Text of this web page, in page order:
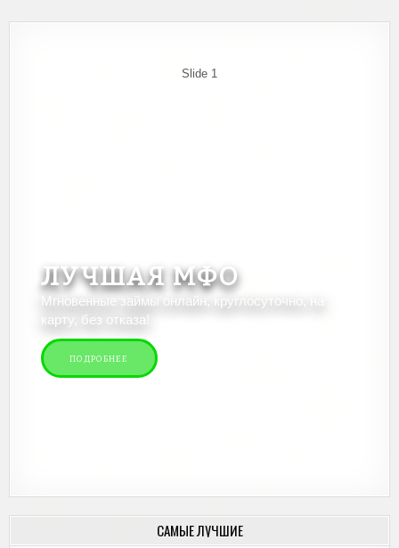
Slide 1
ЛУЧШАЯ МФО
Мгновенные займы онлайн, круглосуточно, на
карту, без отказа!
ПОДРОБНЕЕ
САМЫЕ ЛУЧШИЕ